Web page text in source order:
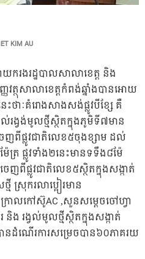
KIM AU
ករងរដ្ឋបាលសាលាខេត្ត និង
វត្ថុសាលាខេត្តកំពង់ឆ្នាំងបានអោយ
ះថាៈគំរោងសាងសង់ផ្លូវបីខ្សែ គឺ
រង្វង់មូលថ្មីស្ថិតក្នុងភូមិទី៧មាន
ញពីផ្លូវជាតិលេខ៥ចុងខ្សាម ដល់
ត្រ ផ្លូវទាំង២នេះមានទទឹង៨ម៉ែ
ញពីផ្លូវជាតិលេខ៥ស្ថិតក្នុងសង្កាត់
ស្រុករលាប្អៀរមាន
រាលកៅស៊ូAC ,សួនសម្តេចចៅហ្វា
និង រង្វល់មូលថ្មីស្ថិតក្នុងសង្កាត់
នដំណើរការសម្រេចបាន៦០ភាគរយ